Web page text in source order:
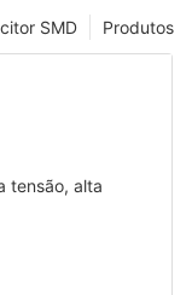
Produtos
SMD